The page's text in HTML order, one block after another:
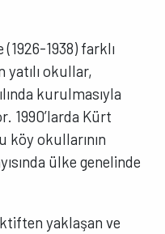
1938) farklı
okullar,
kurulmasıyla
1990’larda Kürt
köy okullarının
ülke genelinde
yaklaşan ve